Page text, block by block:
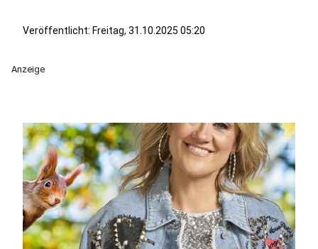
Veröffentlicht: Freitag, 31.10.2025 05:20
Anzeige